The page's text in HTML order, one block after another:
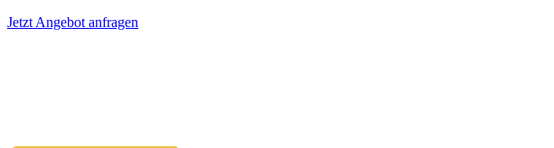
Jetzt Angebot anfragen